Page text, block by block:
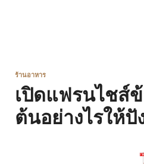
ร้านอาหาร
เปิดแฟรนไชส์
ต้นอย่างไรให้ปั